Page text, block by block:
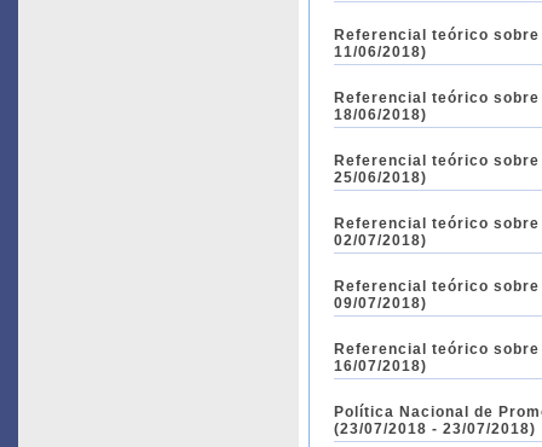
Referencial teórico
11/06/2018)
Referencial teórico
18/06/2018)
Referencial teórico
25/06/2018)
Referencial teórico
02/07/2018)
Referencial teórico
09/07/2018)
Referencial teórico
16/07/2018)
Política Nacional de
(23/07/2018 - 23/07/2018)